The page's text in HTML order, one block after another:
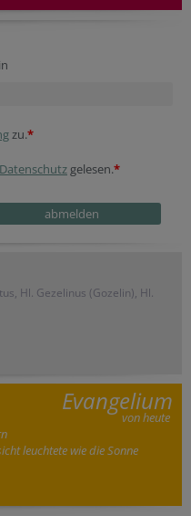
zu.*
gelesen.*
Hl. Gezelinus (Gozelin), Hl.
Evangelium
von heute
leuchtete wie die Sonne